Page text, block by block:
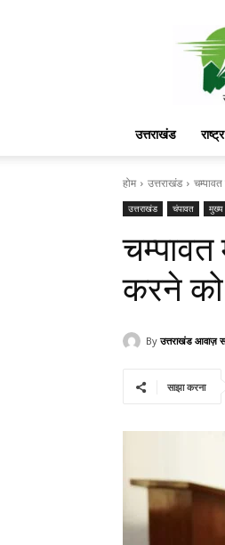
उत्तराखंड राष्ट्र
होम उत्तराखंड
उत्तराखंड चंपावत मुख्य
करने
By उत्तराखंड आवाज़
साझा करना